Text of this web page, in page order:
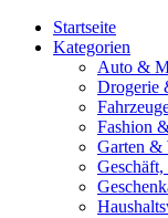
Startseite
Kategorien
Auto &
Drogerie
Fashion
Garten &